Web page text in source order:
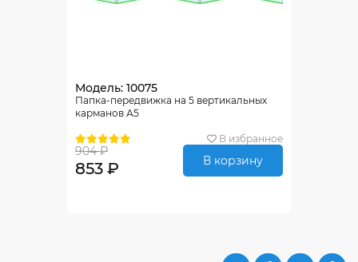
Модель: 10075
Папка-передвижка на 5 вертикальных
карманов А5
В избранное
904 ₽
853 ₽ В корзину